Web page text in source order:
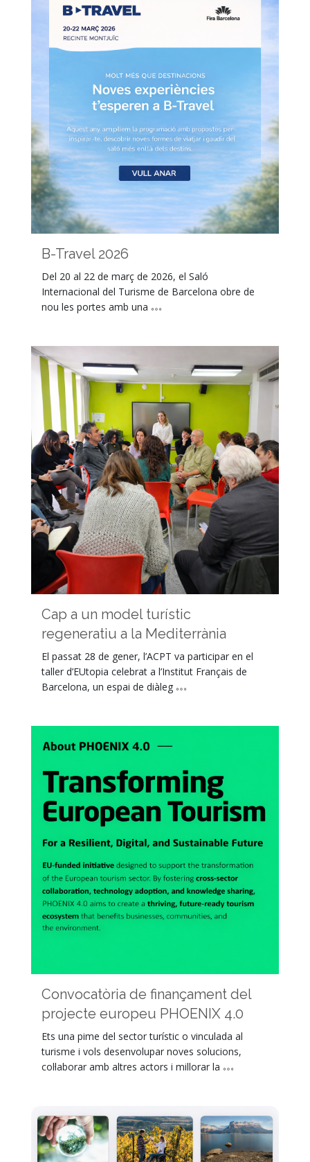
B-Travel 2026
Del 20 al 22 de març de 2026, el Saló
Internacional del Turisme de Barcelona obre de
nou les portes amb una
Cap a un model turístic
regeneratiu a la Mediterrània
El passat 28 de gener, l’ACPT va participar en el
taller d’EUtopia celebrat a l’Institut Français de
Barcelona, un espai de diàleg
Convocatòria de finançament del
projecte europeu PHOENIX 4.0
Ets una pime del sector turístic o vinculada al
turisme i vols desenvolupar noves solucions,
col·laborar amb altres actors i millorar la